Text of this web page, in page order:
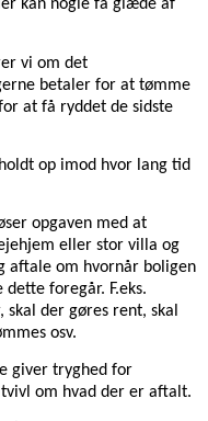
kan nogle få glæde af
vi om det
betaler for at tømme
at få ryddet de sidste
op imod hvor lang tid
opgaven med at
eller stor villa og
aftale om hvornår boligen
foregår. F.eks.
der gøres rent, skal
osv.
giver tryghed for
om hvad der er aftalt.